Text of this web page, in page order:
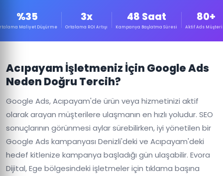
%35
Maliyet Düşürme
3x
Ortalama ROI Artışı
48 Saat
Kampanya Başlatma Süresi
80+
Aktif Ads
Acıpayam İşletmeniz İçin Google Ads
Neden Doğru Tercih?
Google Ads, Acıpayam'de ürün veya hizmetinizi aktif
olarak arayan müşterilere ulaşmanın en hızlı yoludur. SEO
sonuçlarının görünmesi aylar sürebilirken, iyi yönetilen bir
Google Ads kampanyası Denizli'deki ve Acıpayam'deki
hedef kitlenize kampanya başladığı gün ulaşabilir. Evora
Dijital, Ege bölgesindeki işletmeler için tıklama başına